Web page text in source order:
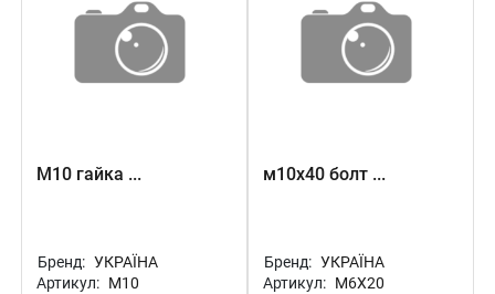
М10 гайка ...
Бренд: УКРАЇНА
Артикул: М10
м10х40 болт ...
Бренд: УКРАЇНА
Артикул: М6Х20